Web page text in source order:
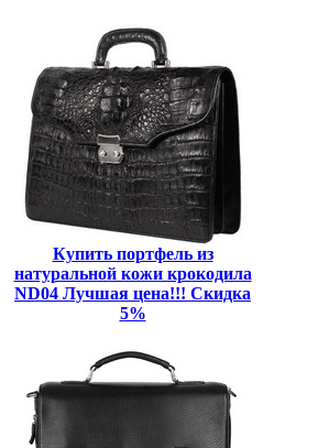
Купить портфель из
натуральной кожи крокодила
ND04 Лучшая цена!!! Скидка
5%